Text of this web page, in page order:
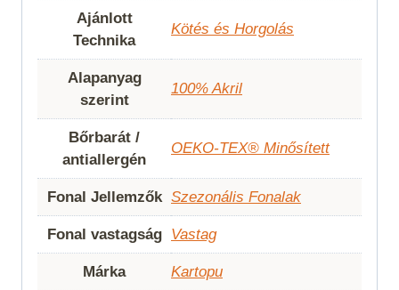
Ajánlott
Technika
Kötés és Horgolás
Alapanyag
szerint
100% Akril
Bőrbarát /
antiallergén
OEKO-TEX® Minősített
Fonal Jellemzők Szezonális Fonalak
Fonal vastagság Vastag
Márka Kartopu